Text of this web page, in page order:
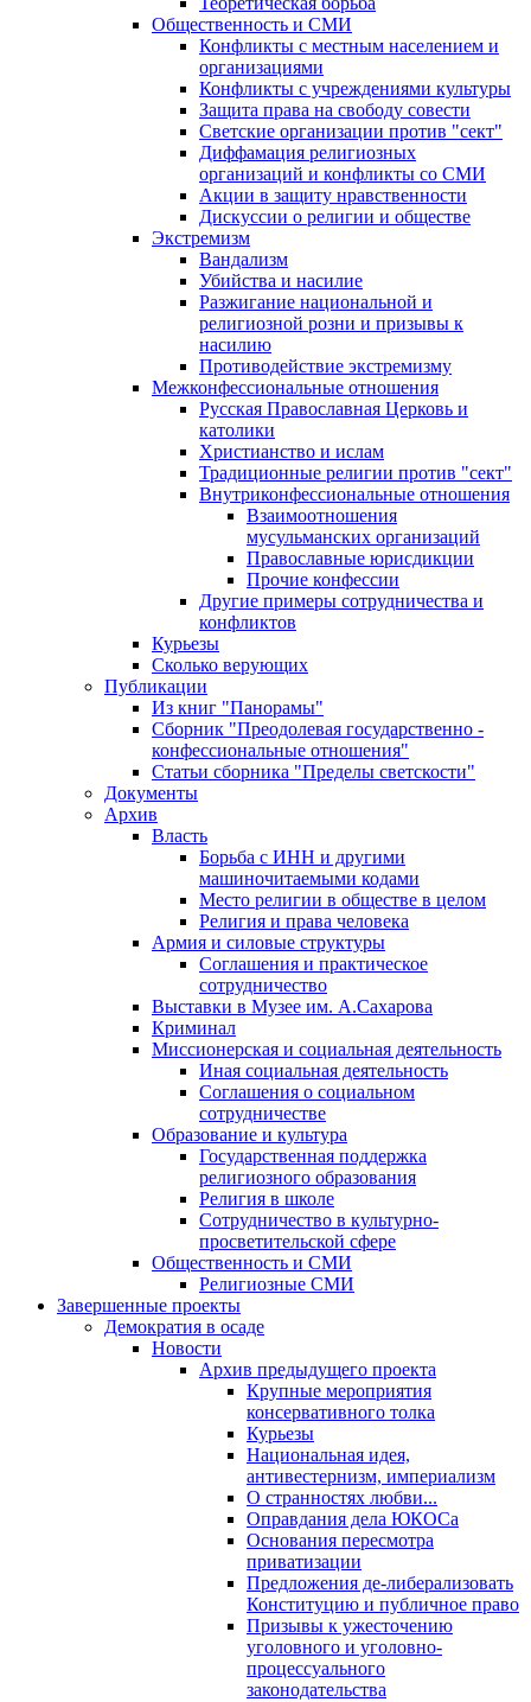
Общественность и СМИ
Конфликты с местным населением и
организациями
Конфликты с учреждениями культуры
Защита права на свободу совести
Светские организации против "сект"
Диффамация религиозных
организаций и конфликты со СМИ
Акции в защиту нравственности
Дискуссии о религии и обществе
Экстремизм
Вандализм
Убийства и насилие
Разжигание национальной и
религиозной розни и призывы к
насилию
Противодействие экстремизму
Межконфессиональные отношения
Русская Православная Церковь и
католики
Христианство и ислам
Традиционные религии против "сект"
Внутриконфессиональные отношения
Взаимоотношения
мусульманских организаций
Православные юрисдикции
Прочие конфессии
Другие примеры сотрудничества и
конфликтов
Курьезы
Сколько верующих
Публикации
Из книг "Панорамы"
Сборник "Преодолевая государственно -
конфессиональные отношения"
Статьи сборника "Пределы светскости"
Документы
Архив
Власть
Борьба с ИНН и другими
машиночитаемыми кодами
Место религии в обществе в целом
Религия и права человека
Армия и силовые структуры
Соглашения и практическое
сотрудничество
Выставки в Музее им. А.Сахарова
Криминал
Миссионерская и социальная деятельность
Иная социальная деятельность
Соглашения о социальном
сотрудничестве
Образование и культура
Государственная поддержка
религиозного образования
Религия в школе
Сотрудничество в культурно-
просветительской сфере
Общественность и СМИ
Религиозные СМИ
Завершенные проекты
Демократия в осаде
Новости
Архив предыдущего проекта
Крупные мероприятия
консервативного толка
Курьезы
Национальная идея,
антивестернизм, империализм
О странностях любви...
Оправдания дела ЮКОСа
Основания пересмотра
приватизации
Предложения де-либерализовать
Конституцию и публичное право
Призывы к ужесточению
уголовного и уголовно-
процессуального
законодательства